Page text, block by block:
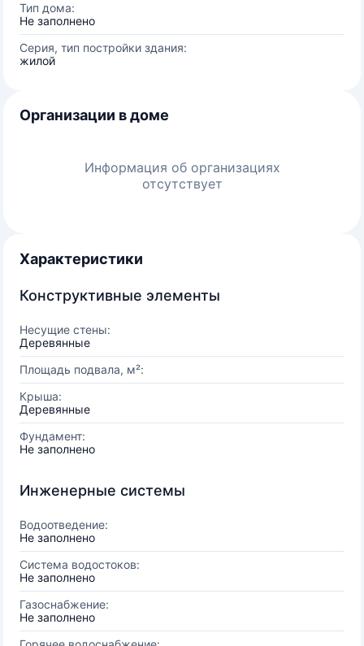
Тип дома:
Не заполнено
Серия, тип постройки здания:
жилой
Организации в доме
Информация об организациях
отсутствует
Характеристики
Конструктивные элементы
Несущие стены:
Деревянные
Площадь подвала, м²:
Крыша:
Деревянные
Фундамент:
Не заполнено
Инженерные системы
Водоотведение:
Не заполнено
Система водостоков:
Не заполнено
Газоснабжение:
Не заполнено